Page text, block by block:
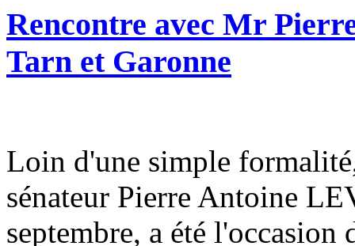
Rencontre avec Mr
Tarn et Garonne
Loin d'une simple
sénateur Pierre Antoine
septembre, a été